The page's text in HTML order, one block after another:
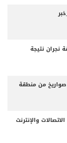
بمنطقة نجران نتيجة
من منطقة
والإنترنت